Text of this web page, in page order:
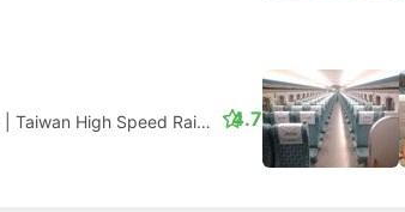
| Taiwan High Speed Rail | Pociąg #861|Miejsce
4.7